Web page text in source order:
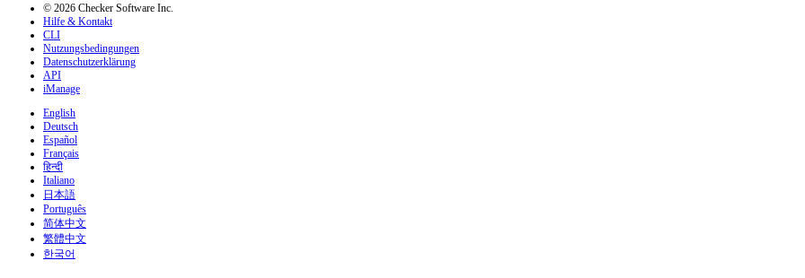
© 2026 Checker Software Inc.
Hilfe & Kontakt
CLI
Nutzungsbedingungen
Datenschutzerklärung
API
iManage
English
Deutsch
Español
Français
हिन्दी
Italiano
日本語
Português
简体中文
繁體中文
한국어